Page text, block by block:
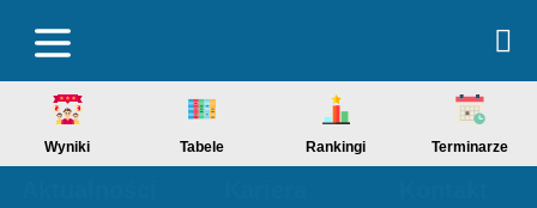
Wyniki Tabele Rankingi Terminarze